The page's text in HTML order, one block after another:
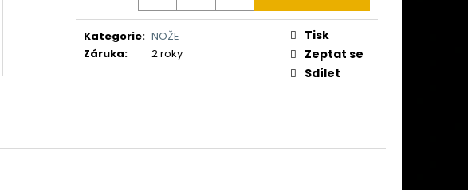
Kategorie: NOŽE
Záruka: 2 roky
Tisk
Zeptat se
Sdílet
KAPESNÍ HODINKY (CIBULE) ČESKÝ LEV II
490 Kč